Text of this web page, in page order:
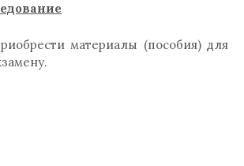
материалы (пособия) для